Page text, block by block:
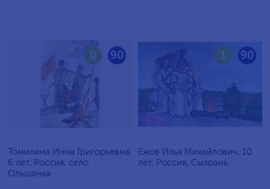
90
0
Томилина Инна Григорьевна,
6 лет, Россия, село
Ольшанка
90
1
Ежов Илья Михайлович, 10
лет, Россия, Сызрань